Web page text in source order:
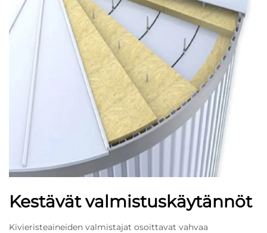
Kestävät valmistuskäytännöt
Kivieristeaineiden valmistajat osoittavat vahvaa